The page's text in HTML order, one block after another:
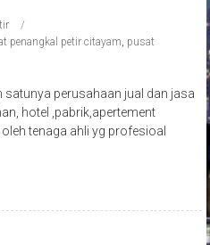
penangkal petir citayam, pusat
satunya perusahaan jual dan jasa
hotel ,pabrik,apertement
tenaga ahli yg profesioal